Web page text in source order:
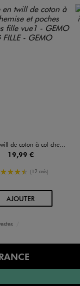
à col chemise et poches plaquées fille
19,99 €
4.5/5 de moyenne
(12 avis)
AJOUTERAU PANIER